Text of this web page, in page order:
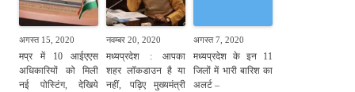
अगस्त 15, 2020
मप्र में 10 आईएएस
अधिकारियों को मिली
नई पोस्टिंग, देखिये
नवम्बर 20, 2020
मध्यप्रदेश : आपका
शहर लॉकडाउन है या
नहीं, पढ़िए मुख्यमंत्री
अगस्त 7, 2020
मध्यप्रदेश के इन 11
जिलों में भारी बारिश का
अलर्ट –